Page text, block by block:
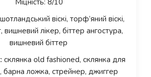
шотландський віскі, торф’яний віскі,
вишневий лікер, біттер ангостура,
вишневий біттер
склянка old fashioned, склянка для
барна ложка, стрейнер, джиггер